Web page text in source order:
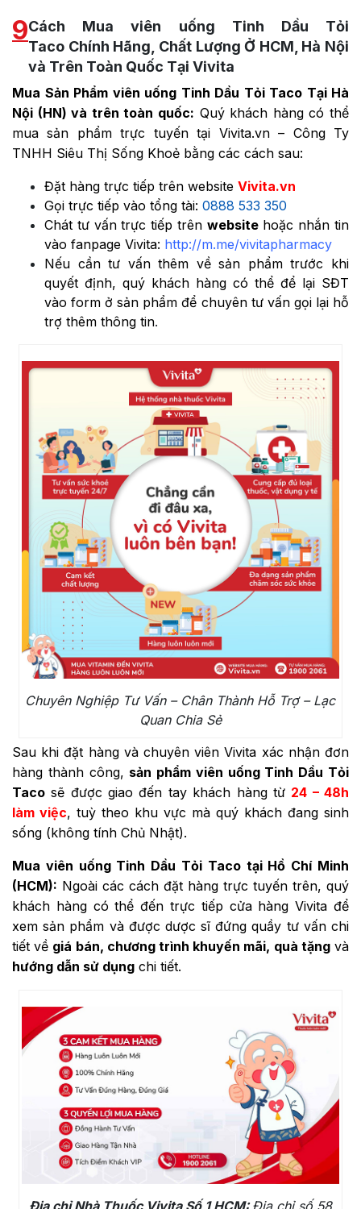
9Cách Mua viên uống Tinh Dầu Tỏi
Taco Chính Hãng, Chất Lượng Ở HCM, Hà Nội
và Trên Toàn Quốc Tại Vivita
Mua Sản Phẩm viên uống Tinh Dầu Tỏi Taco Tại Hà
Nội (HN) và trên toàn quốc: Quý khách hàng có thể
mua sản phẩm trực tuyến tại Vivita.vn – Công Ty
TNHH Siêu Thị Sống Khoẻ bằng các cách sau:
Đặt hàng trực tiếp trên website Vivita.vn
Gọi trực tiếp vào tổng tài: 0888 533 350
Chát tư vấn trực tiếp trên websitehoặc nhắn tin
vào fanpage Vivita: http://m.me/vivitapharmacy
Nếu cần tư vấn thêm về sản phẩm trước khi
quyết định, quý khách hàng có thể để lại SĐT
vào form ở sản phẩm để chuyên tư vấn gọi lại hỗ
trợ thêm thông tin.
Chuyên Nghiệp Tư Vấn – Chân Thành Hỗ Trợ – Lạc
Quan Chia Sẻ
Sau khi đặt hàng và chuyên viên Vivita xác nhận đơn
hàng thành công, sản phẩm viên uống Tinh Dầu Tỏi
Taco sẽ được giao đến tay khách hàng từ 24 – 48h
làm việc, tuỳ theo khu vực mà quý khách đang sinh
sống (không tính Chủ Nhật).
Mua viên uống Tinh Dầu Tỏi Tacotại Hồ Chí Minh
(HCM): Ngoài các cách đặt hàng trực tuyến trên, quý
khách hàng có thể đến trực tiếp cửa hàng Vivita để
xem sản phẩm và được dược sĩ đứng quầy tư vấn chi
tiết về giá bán, chương trình khuyến mãi, quà tặngvà
hướng dẫn sử dụng chi tiết.